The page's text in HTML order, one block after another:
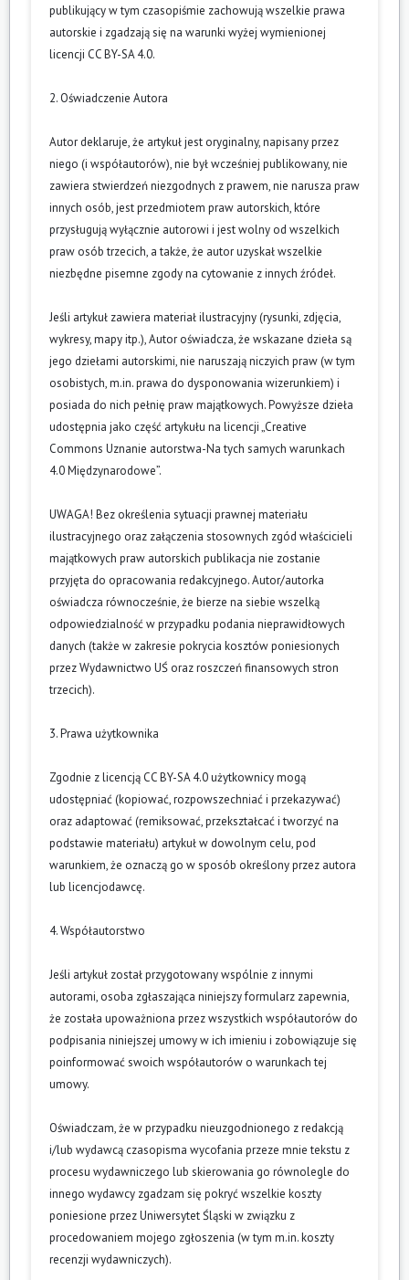
publikujący w tym czasopiśmie zachowują wszelkie prawa
autorskie i zgadzają się na warunki wyżej wymienionej
licencji CC BY-SA 4.0.
2. Oświadczenie Autora
Autor deklaruje, że artykuł jest oryginalny, napisany przez
niego (i współautorów), nie był wcześniej publikowany, nie
zawiera stwierdzeń niezgodnych z prawem, nie narusza praw
innych osób, jest przedmiotem praw autorskich, które
przysługują wyłącznie autorowi i jest wolny od wszelkich
praw osób trzecich, a także, że autor uzyskał wszelkie
niezbędne pisemne zgody na cytowanie z innych źródeł.
Jeśli artykuł zawiera materiał ilustracyjny (rysunki, zdjęcia,
wykresy, mapy itp.), Autor oświadcza, że wskazane dzieła są
jego dziełami autorskimi, nie naruszają niczyich praw (w tym
osobistych, m.in. prawa do dysponowania wizerunkiem) i
posiada do nich pełnię praw majątkowych. Powyższe dzieła
udostępnia jako część artykułu na licencji „Creative
Commons Uznanie autorstwa-Na tych samych warunkach
4.0 Międzynarodowe”.
UWAGA! Bez określenia sytuacji prawnej materiału
ilustracyjnego oraz załączenia stosownych zgód właścicieli
majątkowych praw autorskich publikacja nie zostanie
przyjęta do opracowania redakcyjnego. Autor/autorka
oświadcza równocześnie, że bierze na siebie wszelką
odpowiedzialność w przypadku podania nieprawidłowych
danych (także w zakresie pokrycia kosztów poniesionych
przez Wydawnictwo UŚ oraz roszczeń finansowych stron
trzecich).
3. Prawa użytkownika
Zgodnie z licencją CC BY-SA 4.0 użytkownicy mogą
udostępniać (kopiować, rozpowszechniać i przekazywać)
oraz adaptować (remiksować, przekształcać i tworzyć na
podstawie materiału) artykuł w dowolnym celu, pod
warunkiem, że oznaczą go w sposób określony przez autora
lub licencjodawcę.
4. Współautorstwo
Jeśli artykuł został przygotowany wspólnie z innymi
autorami, osoba zgłaszająca niniejszy formularz zapewnia,
że została upoważniona przez wszystkich współautorów do
podpisania niniejszej umowy w ich imieniu i zobowiązuje się
poinformować swoich współautorów o warunkach tej
umowy.
Oświadczam, że w przypadku nieuzgodnionego z redakcją
i/lub wydawcą czasopisma wycofania przeze mnie tekstu z
procesu wydawniczego lub skierowania go równolegle do
innego wydawcy zgadzam się pokryć wszelkie koszty
poniesione przez Uniwersytet Śląski w związku z
procedowaniem mojego zgłoszenia (w tym m.in. koszty
recenzji wydawniczych).